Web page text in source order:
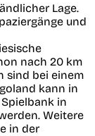
Lage.
und
nach 20 km
sind bei einem
kann in
in
Weitere
in der